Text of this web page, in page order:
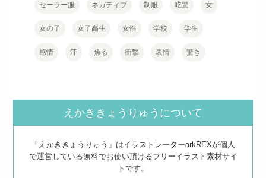
セーラー服 ネガティブ 制服 吃驚 女
女の子 女子高生 女性 学校 学生
感情 汗 焦る 衝撃 表情 驚き
えかききょうりゅうについて
「えかききょうりゅう」はイラストレーターarkREXが個人
で運営している無料でお使い頂けるフリーイラスト素材サイ
トです。